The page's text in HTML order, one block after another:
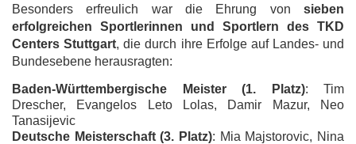
Besonders erfreulich war die Ehrung von sieben
erfolgreichen Sportlerinnen und Sportlern des TKD
Centers Stuttgart, die durch ihre Erfolge auf Landes- und
Bundesebene herausragten:
Baden-Württembergische Meister (1. Platz): Tim
Drescher, Evangelos Leto Lolas, Damir Mazur, Neo
Tanasijevic
Deutsche Meisterschaft (3. Platz): Mia Majstorovic, Nina